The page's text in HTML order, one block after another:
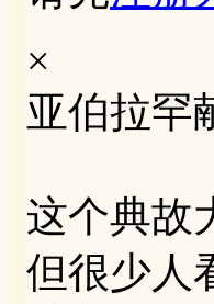
×
亚伯拉罕
这个典故
但很少人